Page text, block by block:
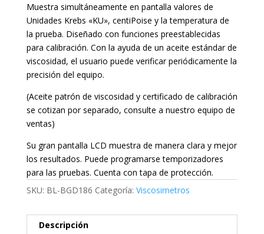
Muestra simultáneamente en pantalla valores de
Unidades Krebs «KU», centiPoise y la temperatura de
la prueba. Diseñado con funciones preestablecidas
para calibración. Con la ayuda de un aceite estándar de
viscosidad, el usuario puede verificar periódicamente la
precisión del equipo.
(Aceite patrón de viscosidad y certificado de calibración
se cotizan por separado, consulte a nuestro equipo de
ventas)
Su gran pantalla LCD muestra de manera clara y mejor
los resultados. Puede programarse temporizadores
para las pruebas. Cuenta con tapa de protección.
SKU: BL-BGD186 Categoría: Viscosimetros
Descripción